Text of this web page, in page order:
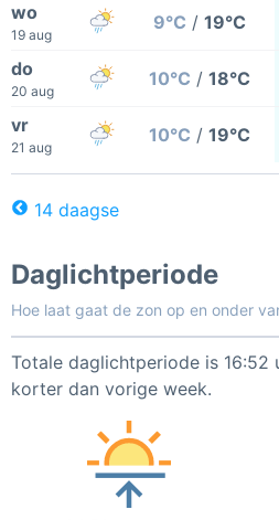
wo
19 aug
9°C / 19°C
do
20 aug
10°C / 18°C
vr
21 aug
10°C / 19°C
14 daagse
Daglichtperiode
Hoe laat gaat de zon op en onder
Totale daglichtperiode is 16:52
korter dan vorige week.